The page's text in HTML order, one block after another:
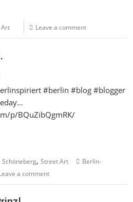
Art Leave a comment
#berlin #blog #blogger
p/BQuZibQgmRK/
Schöneberg,Street Art
Berlin-
a comment